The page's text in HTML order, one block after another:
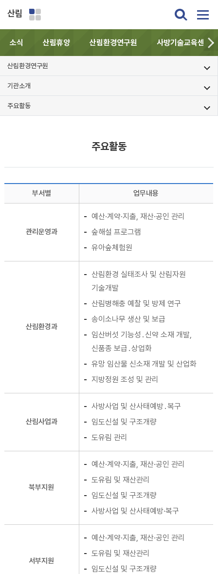
산림
소식 산림휴양 산림환경연구원 사방기술교육센터
산림환경연구원
기관소개
주요활동
주요활동
부서별 업무내용
관리운영과
예산·계약·지출, 재산·공인 관리
숲해설 프로그램
유아숲체험원
산림환경과
산림환경 실태조사 및 산림자원
기술개발
산림병해충 예찰 및 방제 연구
송이소나무 생산 및 보급
임산버섯 기능성․신약 소재 개발,
신품종 보급․상업화
유망 임산물 신소재 개발 및 산업화
지방정원 조성 및 관리
산림사업과
사방사업 및 산사태예방․복구
임도신설 및 구조개량
도유림 관리
북부지원
예산·계약·지출, 재산·공인 관리
도유림 및 재산관리
임도신설 및 구조개량
사방사업 및 산사태예방·복구
서부지원
예산·계약·지출, 재산·공인 관리
도유림 및 재산관리
임도신설 및 구조개량